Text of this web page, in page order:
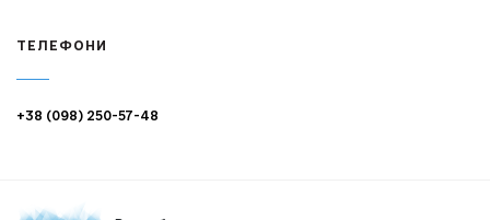
ТЕЛЕФОНИ
+38 (098) 250-57-48